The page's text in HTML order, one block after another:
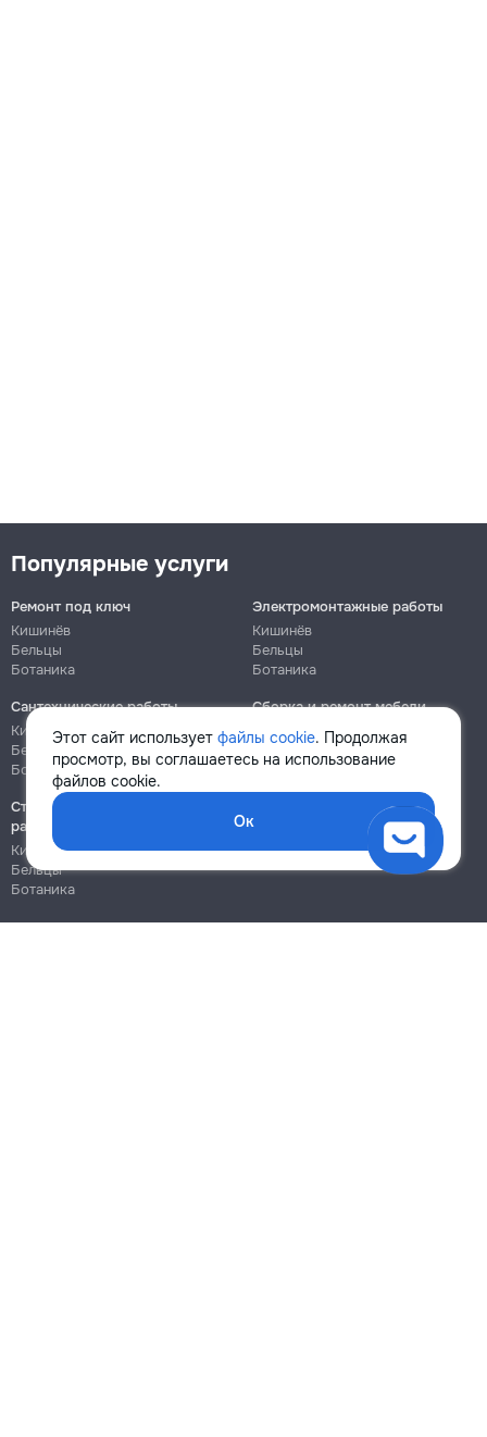
Этот сайт использует файлы cookie. Продолжая
просмотр, вы соглашаетесь на использование
файлов cookie.
Ок
Популярные услуги
Ремонт под ключ
Кишинёв
Бельцы
Ботаника
Электромонтажные работы
Кишинёв
Бельцы
Ботаника
Сантехнические работы
Кишинёв
Бельцы
Ботаника
Сборка и ремонт мебели
Кишинёв
Ботаника
Строительно-монтажные
работы
Кишинёв
Бельцы
Ботаника